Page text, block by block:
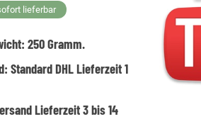
lieferbar
250Gramm.
Standard DHL Lieferzeit 1
Lieferzeit 3 bis 14